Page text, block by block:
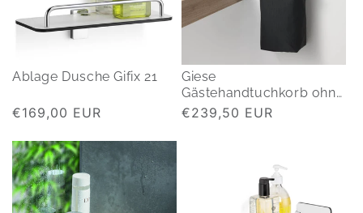
Ablage Dusche Gifix 21
Normaler
€169,00 EUR
Giese
Gästehandtuchkorb ohne
bohren
Normaler
€239,50 EUR